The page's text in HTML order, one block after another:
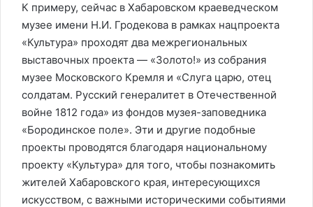
К примеру, сейчас в Хабаровском краеведческом
музее имени Н.И. Гродекова в рамках нацпроекта
«Культура» проходят два межрегиональных
выставочных проекта — «Золото!» из собрания
музее Московского Кремля и «Слуга царю, отец
солдатам. Русский генералитет в Отечественной
войне 1812 года» из фондов музея-заповедника
«Бородинское поле». Эти и другие подобные
проекты проводятся благодаря национальному
проекту «Культура» для того, чтобы познакомить
жителей Хабаровского края, интересующихся
искусством, с важными историческими событиями